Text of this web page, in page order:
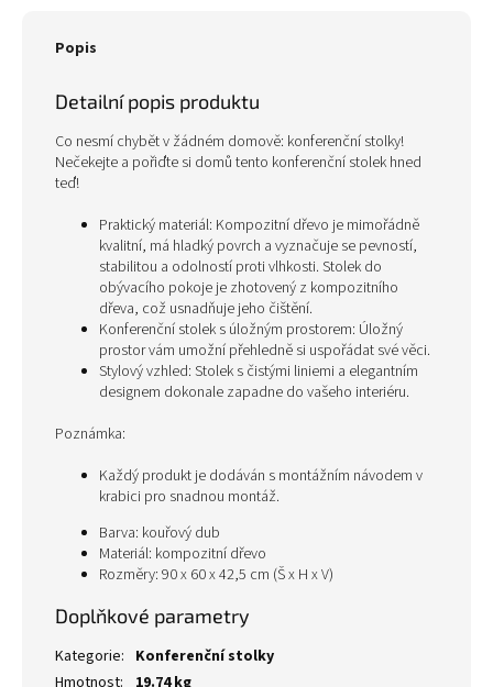
Popis
Detailní popis produktu
Co nesmí chybět v žádném domově: konferenční stolky!
Nečekejte a pořiďte si domů tento konferenční stolek hned
teď!
Praktický materiál: Kompozitní dřevo je mimořádně
kvalitní, má hladký povrch a vyznačuje se pevností,
stabilitou a odolností proti vlhkosti. Stolek do
obývacího pokoje je zhotovený z kompozitního
dřeva, což usnadňuje jeho čištění.
Konferenční stolek s úložným prostorem: Úložný
prostor vám umožní přehledně si uspořádat své věci.
Stylový vzhled: Stolek s čistými liniemi a elegantním
designem dokonale zapadne do vašeho interiéru.
Poznámka:
Každý produkt je dodáván s montážním návodem v
krabici pro snadnou montáž.
Barva: kouřový dub
Materiál: kompozitní dřevo
Rozměry: 90 x 60 x 42,5 cm (Š x H x V)
Doplňkové parametry
Kategorie: Konferenční stolky
Hmotnost: 19.74 kg